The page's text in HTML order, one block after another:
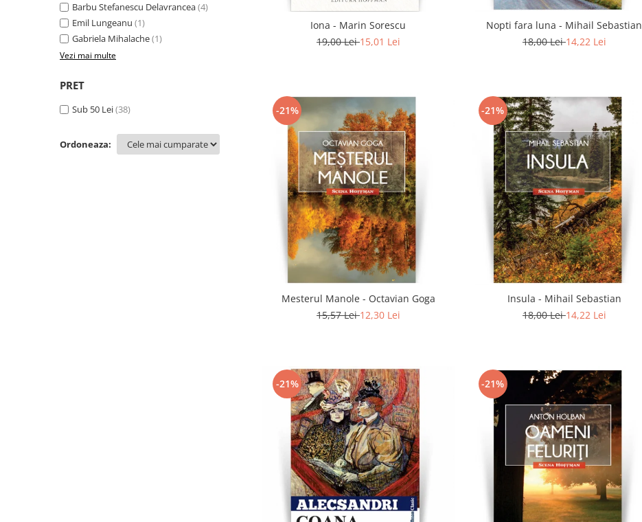
Non-fictiune
Publicistica / Reportaje / Interviuri
Stiinte umaniste
Sociologie si filozofie
Barbu Stefanescu Delavrancea(4)
Emil Lungeanu (1)
Gabriela Mihalache(1)
Vezi mai multe
PRET
Sub 50 Lei(38)
Ordoneaza:
Iona - Marin Sorescu
19,00 Lei15,01 Lei
Nopti fara luna - Mihail Sebastian
18,00 Lei14,22 Lei
-21%
Mesterul Manole - Octavian Goga
15,57 Lei12,30 Lei
-21%
Insula - Mihail Sebastian
18,00 Lei14,22 Lei
-21% -21%